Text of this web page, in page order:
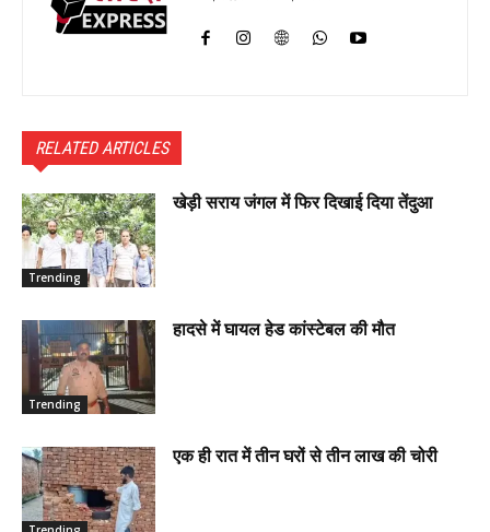
RELATED ARTICLES
Trending
खेड़ी सराय जंगल में फिर दिखाई दिया तेंदुआ
Trending
हादसे में घायल हेड कांस्टेबल की मौत
एक ही रात में तीन घरों से तीन लाख की चोरी